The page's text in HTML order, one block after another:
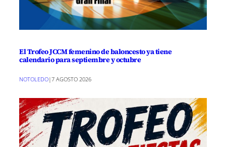
El Trofeo JCCM femenino de baloncesto ya tiene
calendario para septiembre y octubre
NOTOLEDO|7 AGOSTO 2026